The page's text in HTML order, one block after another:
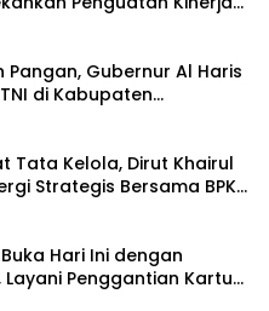
Pangan, Gubernur Al Haris
di Kabupaten
Tata Kelola, Dirut Khairul
Strategis Bersama BPKP
Hari Ini dengan
Penggantian Kartu
PIN